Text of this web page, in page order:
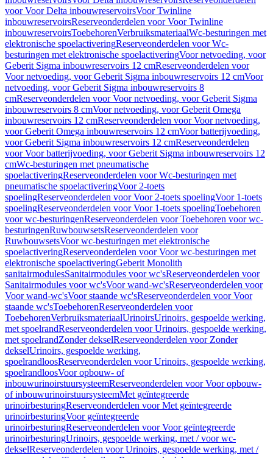
voor Voor Delta inbouwreservoirsVoor Twinline
inbouwreservoirsReserveonderdelen voor Voor Twinline
inbouwreservoirsToebehorenVerbruiksmateriaalWc-besturingen met
elektronische spoelactiveringReserveonderdelen voor Wc-
besturingen met elektronische spoelactiveringVoor netvoeding, voor
Geberit Sigma inbouwreservoirs 12 cmReserveonderdelen voor
Voor netvoeding, voor Geberit Sigma inbouwreservoirs 12 cmVoor
netvoeding, voor Geberit Sigma inbouwreservoirs 8
cmReserveonderdelen voor Voor netvoeding, voor Geberit Sigma
inbouwreservoirs 8 cmVoor netvoeding, voor Geberit Omega
inbouwreservoirs 12 cmReserveonderdelen voor Voor netvoeding,
voor Geberit Omega inbouwreservoirs 12 cmVoor batterijvoeding,
voor Geberit Sigma inbouwreservoirs 12 cmReserveonderdelen
voor Voor batterijvoeding, voor Geberit Sigma inbouwreservoirs 12
cmWc-besturingen met pneumatische
spoelactiveringReserveonderdelen voor Wc-besturingen met
pneumatische spoelactiveringVoor 2-toets
spoelingReserveonderdelen voor Voor 2-toets spoelingVoor 1-toets
spoelingReserveonderdelen voor Voor 1-toets spoelingToebehoren
voor wc-besturingenReserveonderdelen voor Toebehoren voor wc-
besturingenRuwbouwsetsReserveonderdelen voor
RuwbouwsetsVoor wc-besturingen met elektronische
spoelactiveringReserveonderdelen voor Voor wc-besturingen met
elektronische spoelactiveringGeberit Monolith
sanitairmodulesSanitairmodules voor wc'sReserveonderdelen voor
Sanitairmodules voor wc'sVoor wand-wc'sReserveonderdelen voor
Voor wand-wc'sVoor staande wc'sReserveonderdelen voor Voor
staande wc'sToebehorenReserveonderdelen voor
ToebehorenVerbruiksmateriaalUrinoirsUrinoirs, gespoelde werking,
met spoelrandReserveonderdelen voor Urinoirs, gespoelde werking,
met spoelrandZonder dekselReserveonderdelen voor Zonder
dekselUrinoirs, gespoelde werking,
spoelrandloosReserveonderdelen voor Urinoirs, gespoelde werking,
spoelrandloosVoor opbouw- of
inbouwurinoirstuursysteemReserveonderdelen voor Voor opbouw-
of inbouwurinoirstuursysteemMet geïntegreerde
urinoirbesturingReserveonderdelen voor Met geïntegreerde
urinoirbesturingVoor geïntegreerde
urinoirbesturingReserveonderdelen voor Voor geïntegreerde
urinoirbesturingUrinoirs, gespoelde werking, met / voor wc-
dekselReserveonderdelen voor Urinoirs, gespoelde werking, met /